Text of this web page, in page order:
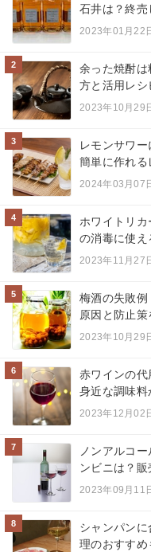
石井は？終売
2023年01月22
2
余った焼酎
方と活用レシ
2023年10月29
3
レモンサワ
簡単に作れる
2024年03月07
4
ホワイトリ
の消毒に使え
2023年11月27
5
梅酒の失敗例
原因と防止策
2023年10月29
6
赤ワインの代
身近な調味料
2023年12月02
7
ノンアルコ
ンビニは？販
2023年09月11
8
シャンパン
理のおすすめ